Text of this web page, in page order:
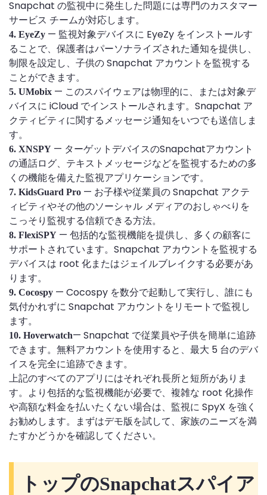
Snapchat の監視中に発生した問題には専門のカスタマー
サービス チームが対応します。
4. EyeZy — 監視対象デバイスに EyeZy をインストールす
ることで、保護者はパーソナライズされた通知を提供し、
制限を設定し、子供の Snapchat アカウントを監視する
ことができます。
5. UMobix — このスパイウェアは物理的に、または対象デ
バイスに iCloud でインストールされます。Snapchat ア
クティビティに関するメッセージ通知をいつでも送信しま
す。
6. XNSPY — ターゲットデバイスのSnapchatアカウント
の通話ログ、テキストメッセージなどを監視するための多
くの機能を備えた監視アプリケーションです。
7. KidsGuard Pro — お子様や従業員の Snapchat アクテ
ィビティやその他のソーシャル メディアのおしゃべりを
こっそり監視する信頼できる方法。
8. FlexiSPY — 包括的な監視機能を提供し、多くの顧客に
サポートされています。Snapchat アカウントを監視する
デバイスは root 化またはジェイルブレイクする必要があ
ります。
9. Cocospy — Cocospy を数分で起動して実行し、誰にも
気付かれずに Snapchat アカウントをリモートで監視し
ます。
10. Hoverwatch— Snapchat で従業員や子供を簡単に追跡
できます。無料アカウントを使用すると、最大 5 台のデバ
イスを完全に追跡できます。
上記のすべてのアプリにはそれぞれ長所と短所がありま
す。より包括的な監視機能が必要で、複雑な root 化操作
や高額な料金を払いたくない場合は、監視に SpyX を強く
お勧めします。まずはデモ版を試して、家族のニーズを満
たすかどうかを確認してください。
トップのSnapchatスパイア